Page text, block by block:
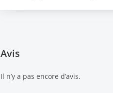
Avis
Il n’y a pas encore d’avis.